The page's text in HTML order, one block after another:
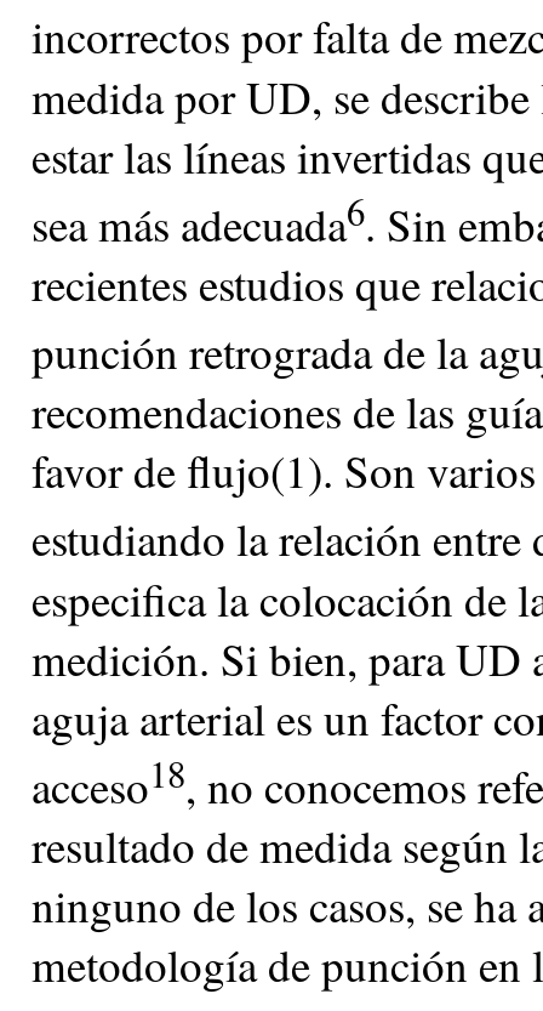
incorrectos por falta de
medida por UD, se
estar las líneas invertidas
sea más adecuada6. Sin
recientes estudios que
punción retrograda de la
recomendaciones de las
favor de flujo(1). Son
estudiando la relación entre
especifica la colocación de
medición. Si bien, para UD
aguja arterial es un factor
acceso18, no conocemos
resultado de medida según
ninguno de los casos, se
metodología de punción